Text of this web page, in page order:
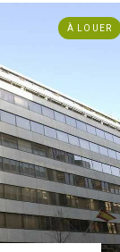
À LOUER